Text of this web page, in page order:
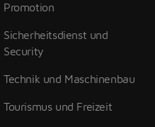
Promotion
Sicherheitsdienst und
Security
Technik und Maschinenbau
Tourismus und Freizeit